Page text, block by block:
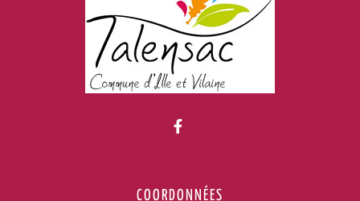
Lien vers le compte
COORDONNÉES